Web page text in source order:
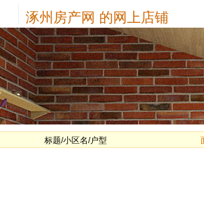
涿州房产网 的网上店铺
标题/小区名/户型